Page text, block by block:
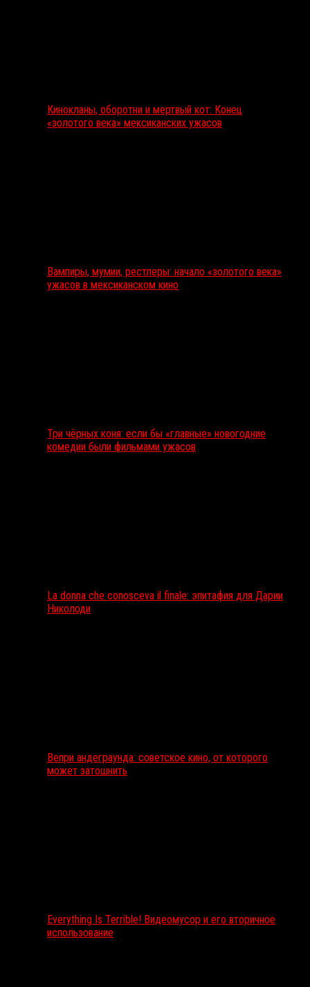
Кинокланы, оборотни и мертвый кот: Конец
«золотого века» мексиканских ужасов
Вампиры, мумии, рестлеры: начало «золотого века»
ужасов в мексиканском кино
Три чёрных коня: если бы «главные» новогодние
комедии были фильмами ужасов
La donna che conosceva il finale: эпитафия для Дарии
Николоди
Вепри андеграунда: советское кино, от которого
может затошнить
Everything Is Terrible! Видеомусор и его вторичное
использование